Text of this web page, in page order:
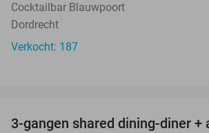
Cocktailbar Blauwpoort
Dordrecht
Verkocht: 187
3-gangen shared dining-diner +